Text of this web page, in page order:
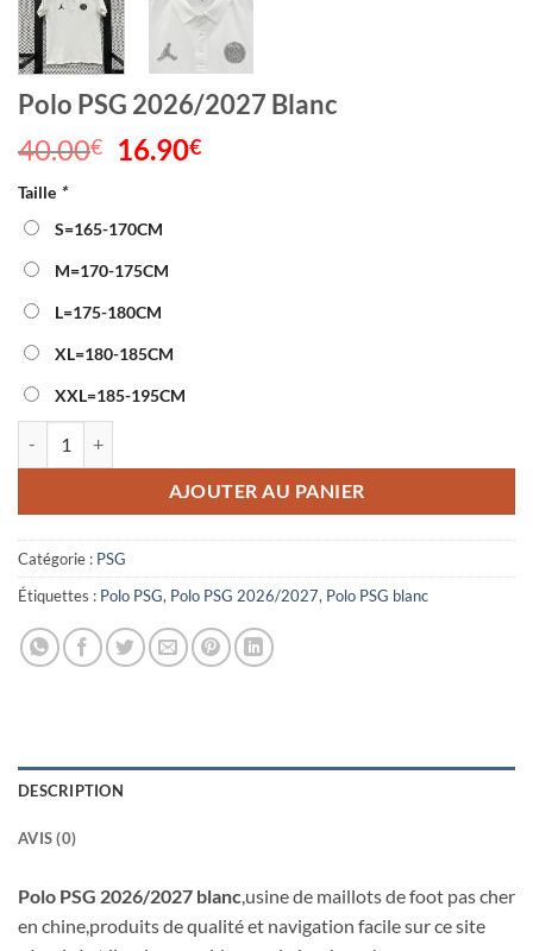
Polo PSG 2026/2027 Blanc
40.00€
Le
était :
40.00€.
16.90€
Taille *
S=165-170CM
M=170-175CM
L=175-180CM
XL=180-185CM
XXL=185-195CM
quantité de Polo PSG 2026/2027 Blanc
AJOUTER AU PANIER
Catégorie : PSG
Étiquettes : Polo PSG, Polo PSG 2026/2027, Polo PSG blanc
DESCRIPTION
AVIS (0)
Polo PSG 2026/2027 blanc ,usine de maillots de foot pas cher
en chine,produits de qualité et navigation facile sur ce site